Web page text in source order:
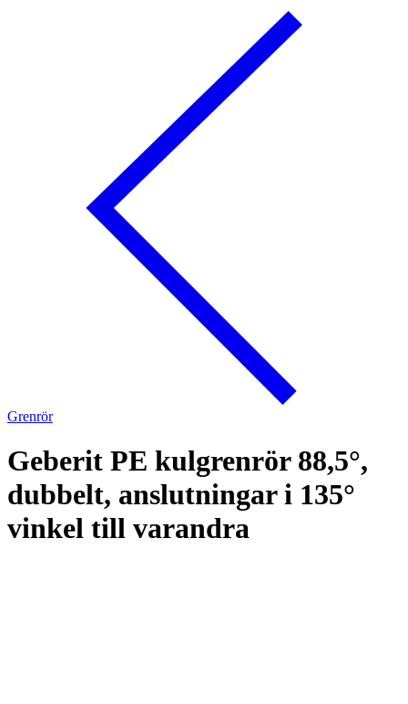
Grenrör
Geberit PE kulgrenrör 88,5°,
dubbelt, anslutningar i 135°
vinkel till varandra